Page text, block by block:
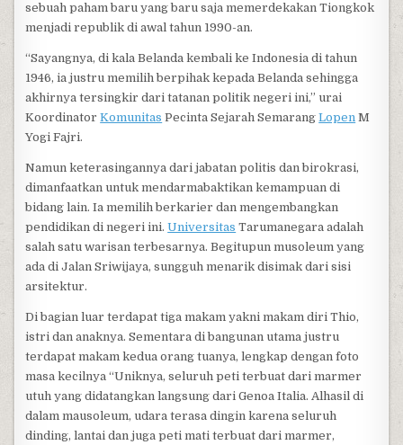
sebuah paham baru yang baru saja memerdekakan Tiongkok
menjadi republik di awal tahun 1990-an.
“Sayangnya, di kala Belanda kembali ke Indonesia di tahun
1946, ia justru memilih berpihak kepada Belanda sehingga
akhirnya tersingkir dari tatanan politik negeri ini,” urai
KoordinatorKomunitas Pecinta Sejarah SemarangLopen M
Yogi Fajri.
Namun keterasingannya dari jabatan politis dan birokrasi,
dimanfaatkan untuk mendarmabaktikan kemampuan di
bidang lain. Ia memilih berkarier dan mengembangkan
pendidikan di negeri ini.Universitas Tarumanegara adalah
salah satu warisan terbesarnya. Begitupun musoleum yang
ada di Jalan Sriwijaya, sungguh menarik disimak dari sisi
arsitektur.
Di bagian luar terdapat tiga makam yakni makam diri Thio,
istri dan anaknya. Sementara di bangunan utama justru
terdapat makam kedua orang tuanya, lengkap dengan foto
masa kecilnya “Uniknya, seluruh peti terbuat dari marmer
utuh yang didatangkan langsung dari Genoa Italia. Alhasil di
dalam mausoleum, udara terasa dingin karena seluruh
dinding, lantai dan juga peti mati terbuat dari marmer,